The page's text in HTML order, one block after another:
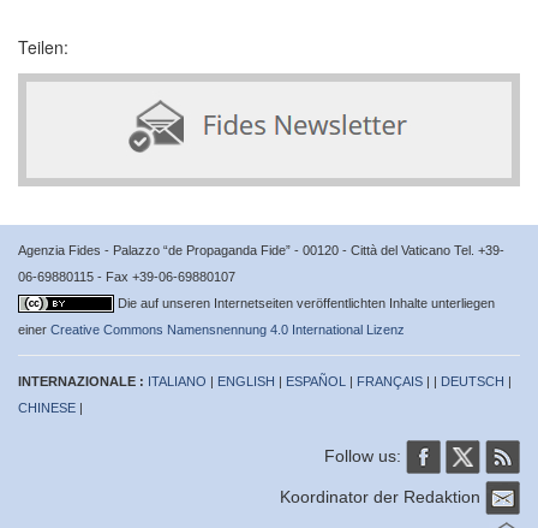
Teilen:
Agenzia Fides - Palazzo “de Propaganda Fide” - 00120 - Città del Vaticano Tel. +39-
06-69880115 - Fax +39-06-69880107
Die auf unseren Internetseiten veröffentlichten Inhalte unterliegen
einer Creative Commons Namensnennung 4.0 International Lizenz
INTERNAZIONALE : ITALIANO | ENGLISH | ESPAÑOL | FRANÇAIS | | DEUTSCH |
CHINESE |
Follow us:
Koordinator der Redaktion